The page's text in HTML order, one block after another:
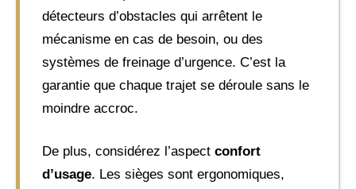
détecteurs d’obstacles qui arrêtent le
mécanisme en cas de besoin, ou des
systèmes de freinage d’urgence. C’est la
garantie que chaque trajet se déroule sans le
moindre accroc.
De plus, considérez l’aspect confort
d’usage. Les sièges sont ergonomiques,